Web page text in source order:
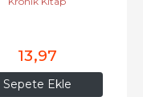
Sepete Ekle
13,97